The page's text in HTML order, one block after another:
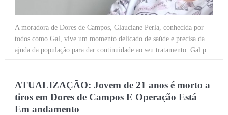
A moradora de Dores de Campos, Glauciane Perla, conhecida por
todos como Gal, vive um momento delicado de saúde e precisa da
ajuda da população para dar continuidade ao seu tratamento. Gal p...
ATUALIZAÇÃO: Jovem de 21 anos é morto a
tiros em Dores de Campos E Operação Está
Em andamento